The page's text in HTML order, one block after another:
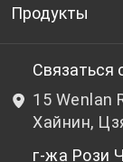
Кто мы
НИОКР
Новости и
Продукты
Связаться
15 Wenlan
Хайнин,
г-жа Рози